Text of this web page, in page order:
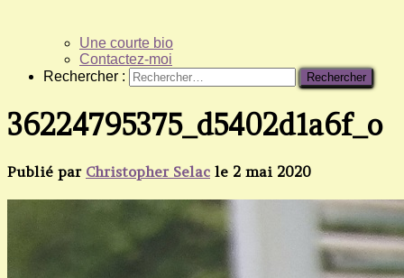
Une courte bio
Contactez-moi
Rechercher :
36224795375_d5402d1a6f_o
Publié par Christopher Selac le 2 mai 2020